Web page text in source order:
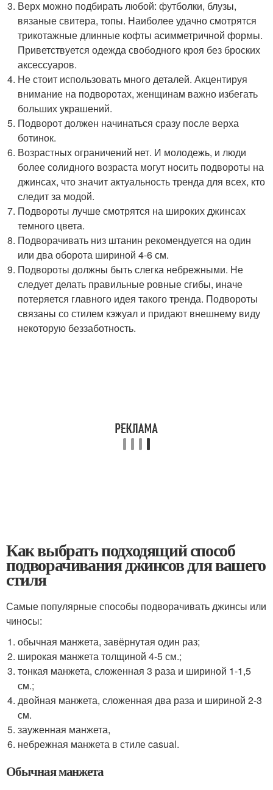
Верх можно подбирать любой: футболки, блузы,
вязаные свитера, топы. Наиболее удачно смотрятся
трикотажные длинные кофты асимметричной формы.
Приветствуется одежда свободного кроя без броских
аксессуаров.
Не стоит использовать много деталей. Акцентируя
внимание на подворотах, женщинам важно избегать
больших украшений.
Подворот должен начинаться сразу после верха
ботинок.
Возрастных ограничений нет. И молодежь, и люди
более солидного возраста могут носить подвороты на
джинсах, что значит актуальность тренда для всех, кто
следит за модой.
Подвороты лучше смотрятся на широких джинсах
темного цвета.
Подворачивать низ штанин рекомендуется на один
или два оборота шириной 4-6 см.
Подвороты должны быть слегка небрежными. Не
следует делать правильные ровные сгибы, иначе
потеряется главного идея такого тренда. Подвороты
связаны со стилем кэжуал и придают внешнему виду
некоторую беззаботность.
Как выбрать подходящий способ
подворачивания джинсов для вашего
стиля
Самые популярные способы подворачивать джинсы или
чиносы:
обычная манжета, завёрнутая один раз;
широкая манжета толщиной 4-5 см.;
тонкая манжета, сложенная 3 раза и шириной 1-1,5
см.;
двойная манжета, сложенная два раза и шириной 2-3
см.
зауженная манжета,
небрежная манжета в стиле casual.
Обычная манжета